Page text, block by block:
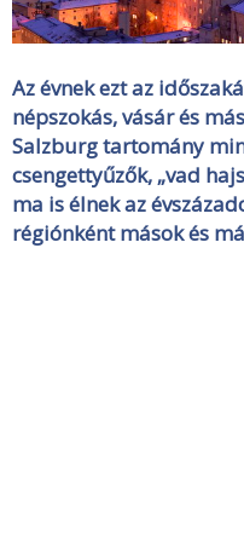
Az évnek ezt az
népszokás, vásár és
Salzburg tartomány
csengettyűzők, „vad
ma is élnek az
régiónként mások és